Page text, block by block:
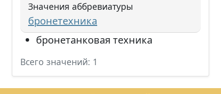
Значения аббревиатуры
бронетехника
бронетанковая техника
Всего значений: 1